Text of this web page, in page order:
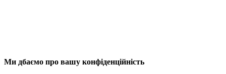
Ми дбаємо про вашу конфіденційність